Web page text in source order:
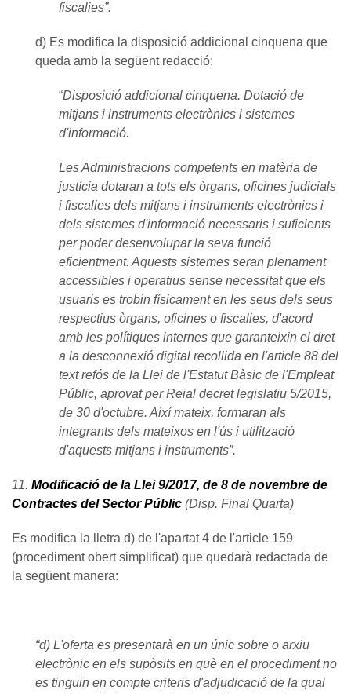
fiscalies”.
d) Es modifica la disposició addicional cinquena que
queda amb la següent redacció:
“Disposició addicional cinquena. Dotació de
mitjans i instruments electrònics i sistemes
d'informació.
Les Administracions competents en matèria de
justícia dotaran a tots els òrgans, oficines judicials
i fiscalies dels mitjans i instruments electrònics i
dels sistemes d'informació necessaris i suficients
per poder desenvolupar la seva funció
eficientment. Aquests sistemes seran plenament
accessibles i operatius sense necessitat que els
usuaris es trobin físicament en les seus dels seus
respectius òrgans, oficines o fiscalies, d'acord
amb les polítiques internes que garanteixin el dret
a la desconnexió digital recollida en l'article 88 del
text refós de la Llei de l'Estatut Bàsic de l'Empleat
Públic, aprovat per Reial decret legislatiu 5/2015,
de 30 d'octubre. Així mateix, formaran als
integrants dels mateixos en l'ús i utilització
d'aquests mitjans i instruments”.
11. Modificació de la Llei 9/2017, de 8 de novembre de
Contractes del Sector Públic (Disp. Final Quarta)
Es modifica la lletra d) de l'apartat 4 de l'article 159
(procediment obert simplificat) que quedarà redactada de
la següent manera:
“d) L'oferta es presentarà en un únic sobre o arxiu
electrònic en els supòsits en què en el procediment no
es tinguin en compte criteris d'adjudicació de la qual